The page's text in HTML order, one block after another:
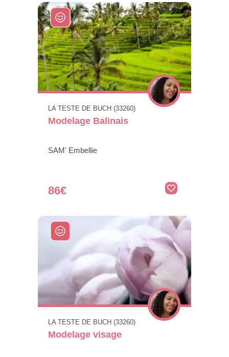
LA TESTE DE BUCH (33260)
Modelage Balinais
SAM' Embellie
86€
LA TESTE DE BUCH (33260)
Modelage visage